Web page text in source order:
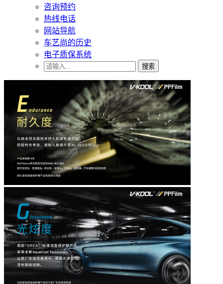
咨询预约
热线电话
网站导航
车艺尚的历史
电子质保系统
搜索